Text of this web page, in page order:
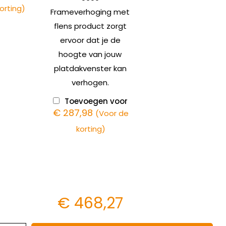
Frameverhoging met
flens product zorgt
ervoor dat je de
hoogte van jouw
platdakvenster kan
verhogen.
Toevoegen voor
€287,98 (Voor de
korting)
€ 468,27